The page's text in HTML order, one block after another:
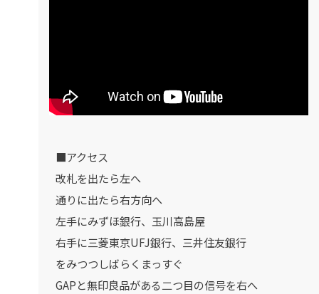
■アクセス
改札を出たら左へ
通りに出たら右方向へ
左手にみずほ銀行、玉川高島屋
右手に三菱東京UFJ銀行、三井住友銀行
をみつつしばらくまっすぐ
GAPと無印良品がある二つ目の信号を右へ